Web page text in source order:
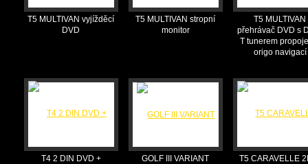
T5 MULTIVAN vyjížděcí
DVD
T5 MULTIVAN stropní
monitor
T5 MULTIVAN
přehrávač DVD s
T tunerem
origo navigací
T4 2 DIN DVD +
GOLF III VARIANT
T5 CARAVELLE